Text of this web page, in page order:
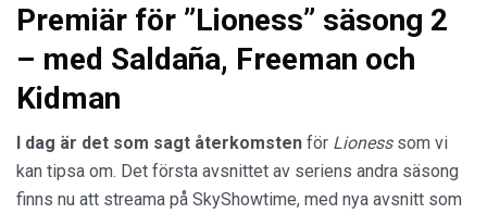
Premiär för ”Lioness” säsong 2
– med Saldaña, Freeman och
Kidman
I dag är det som sagt återkomsten för Lioness som vi
kan tipsa om. Det första avsnittet av seriens andra säsong
finns nu att streama på SkyShowtime, med nya avsnitt som